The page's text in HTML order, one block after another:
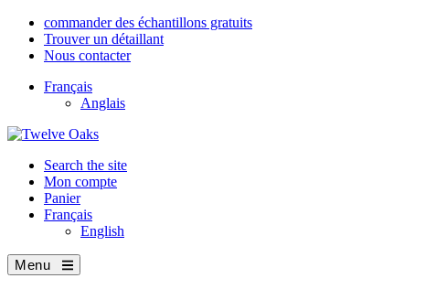
commander des échantillons gratuits
Trouver un détaillant
Nous contacter
Français
Anglais
Search the site
Mon compte
Panier
Français
English
Menu